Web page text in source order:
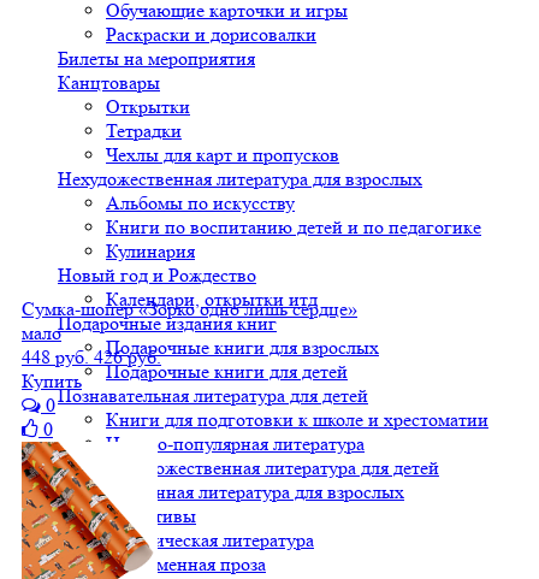
Обучающие карточки и игры
Раскраски и дорисовалки
Билеты на мероприятия
Канцтовары
Открытки
Тетрадки
Чехлы для карт и пропусков
Нехудожественная литература для взрослых
Альбомы по искусству
Книги по воспитанию детей и по педагогике
Кулинария
Новый год и Рождество
Календари, открытки итд
Подарочные издания книг
Подарочные книги для взрослых
Подарочные книги для детей
Познавательная литература для детей
Книги для подготовки к школе и хрестоматии
Научно-популярная литература
Нехудожественная литература для детей
Художественная литература для взрослых
Детективы
Классическая литература
Современная проза
Сумка-шопер «Зорко одно лишь сердце»
мало
448 руб. 426 руб.
Купить
0
0